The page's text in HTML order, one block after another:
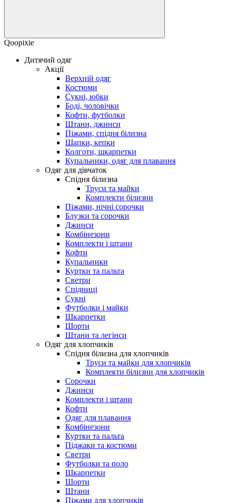
Qoopixie
Дитячий одяг
Акції
Верхній одяг
Костюми
Сукні, юбки
Боді, чоловічки
Кофти, футболки
Штани, джинси
Піжами, спідня білизна
Шапки, кепки
Колготи, шкарпетки
Купальники, одяг для плавання
Одяг для дівчаток
Спідня білизна
Труси та майки
Комплекти білизни
Піжами, нічні сорочки
Блузки та сорочки
Джинси
Комбінезони
Комплекти і штани
Кофти
Купальники
Куртки та пальта
Светри
Спідниці
Сукні
Футболки і майки
Шкарпетки
Шорти
Штани та легінси
Одяг для хлопчиків
Спідня білизна для хлопчиків
Труси та майки для хлопчиків
Комплекти білизни для хлопчиків
Сорочки
Джинси
Комплекти і штани
Кофти
Одяг для плавання
Комбінезони
Куртки та пальта
Піджаки та костюми
Светри
Футболки та поло
Шкарпетки
Шорти
Штани
Піжами для хлопчиків